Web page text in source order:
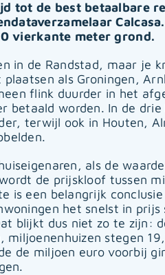
tot de best betaalbare
vierkante meter grond.
in de Randstad, maar je
als Groningen,
flink duurder in het
betaald worden. In de
terwijl ook in Houten,
als de
de prijskloof tussen
is een belangrijk
het snelst in prijs
blijkt dus niet zo te zijn:
stegen
de miljoen euro voorbij